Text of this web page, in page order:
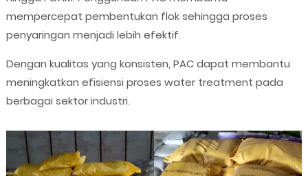
mempercepat pembentukan flok sehingga proses
penyaringan menjadi lebih efektif.
Dengan kualitas yang konsisten, PAC dapat membantu
meningkatkan efisiensi proses water treatment pada
berbagai sektor industri.